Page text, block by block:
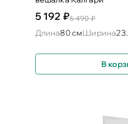
5 192 ₽6 490 ₽
Длина80 смШирина
В